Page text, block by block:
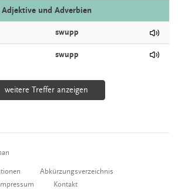
Adjektive und Adverbien
swupp
swupp
weitere Treffer anzeigen
Abkürzungsverzeichnis
Impressum Kontakt